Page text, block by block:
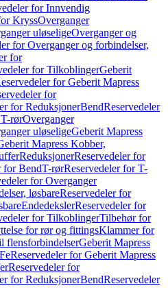
for Innvendig
KryssOverganger
uløseligeOverganger og
for Overganger og forbindelser,
for
for TilkoblingerGeberit
for Geberit Mapress
for
for ReduksjonerBendReservedeler
rørOverganger
uløseligeGeberit Mapress
Mapress Kobber,
ReduksjonerReservedeler for
for BendT-rørReservedeler for T-
for Overganger
løsbareReservedeler for
EndedekslerReservedeler for
for TilkoblingerTilbehør for
for rør og fittingsKlammer for
flensforbindelserGeberit Mapress
Reservedeler for Geberit Mapress
Reservedeler for
for ReduksjonerBendReservedeler